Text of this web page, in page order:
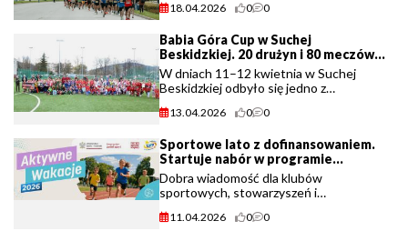
królewskim dystansie wystartuje około
18.04.2026 0 0
Babia Góra Cup w Suchej
Beskidzkiej. 20 drużyn i 80 meczów
młodych piłkarzy.
W dniach 11–12 kwietnia w Suchej
Beskidzkiej odbyło się jedno z
piłkarskich w regionie. Na
Rekreacji w Suchej (...)
13.04.2026 0 0
Sportowe lato z dofinansowaniem.
Startuje nabór w programie
„Aktywne Wakacje”.
Dobra wiadomość dla klubów
sportowych, stowarzyszeń i
Turystyki ogłosiło nabór wniosków w
11.04.2026 0 0